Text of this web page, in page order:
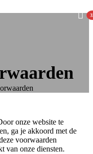
onze website te
ga je akkoord met de
voorwaarden
van onze diensten.